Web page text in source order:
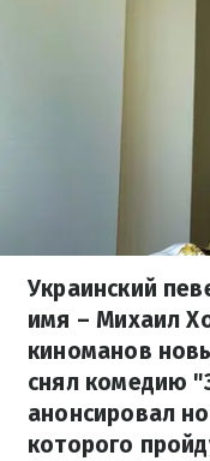
Украинский
имя – Михаил
киноманов
снял комедию
анонсировал
которого